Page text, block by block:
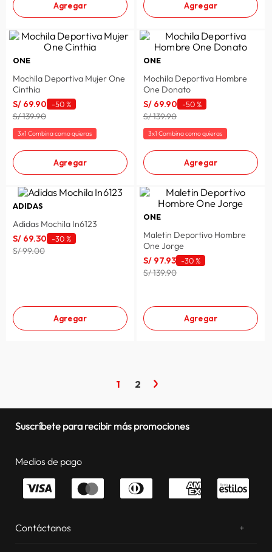
Agregar Agregar
ONE
Mochila Deportiva Mujer One
Cinthia
S/ 69.90 -50 %
S/ 139.90
3x1 Combina como quieras
Agregar
ONE
Mochila Deportiva Hombre
One Donato
S/ 69.90 -50 %
S/ 139.90
3x1 Combina como quieras
Agregar
ADIDAS
Adidas Mochila In6123
S/ 69.30 -30 %
S/ 99.00
Agregar
ONE
Maletin Deportivo Hombre
One Jorge
S/ 97.93 -30 %
S/ 139.90
Agregar
1 2
Suscríbete para recibir más promociones
Medios de pago
Contáctanos +